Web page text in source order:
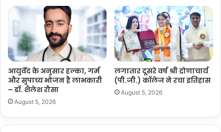
आयुर्वेद के अनुसार हल्का, गर्म
और सुपाच्य भोजन है लाभकारी
– डॉ. शैलेश रौसा
August 5, 2026
लगातार दूसरे वर्ष श्री द्रोणाचार्य
(पी.जी.) कॉलेज ने रचा इतिहास
August 5, 2026